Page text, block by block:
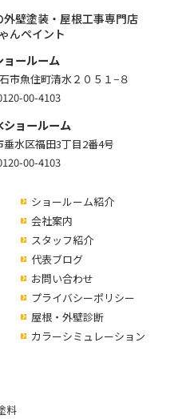
壁塗装・屋根工事専門店
んペイント
ョールーム
市魚住町清水２０５１−８
00-4103
ショールーム
垂水区福田3丁目2番4号
00-4103
ショールーム紹介
会社案内
スタッフ紹介
代表ブログ
お問い合わせ
プライバシーポリシー
屋根・外壁診断
カラーシミュレーション
料